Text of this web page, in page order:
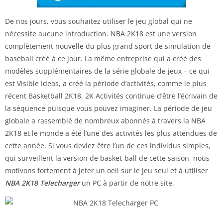
De nos jours, vous souhaitez utiliser le jeu global qui ne
nécessite aucune introduction. NBA 2K18 est une version
complètement nouvelle du plus grand sport de simulation de
baseball créé à ce jour. La même entreprise qui a créé des
modèles supplémentaires de la série globale de jeux – ce qui
est Visible Ideas, a créé la période d’activités, comme le plus
récent Basketball 2K18. 2K Activités continue d’être l’écrivain de
la séquence puisque vous pouvez imaginer. La période de jeu
globale a rassemblé de nombreux abonnés à travers la NBA
2K18 et le monde a été l’une des activités les plus attendues de
cette année. Si vous deviez être l’un de ces individus simples,
qui surveillent la version de basket-ball de cette saison, nous
motivons fortement à jeter un oeil sur le jeu seul et à utiliser
NBA 2K18 Telechargerun PC à partir de notre site.